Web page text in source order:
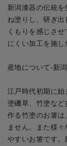
新潟漆器の伝統
ね塗りし、研ぎ
くもりを感じさ
にくい加工を施し
産地について-新
江戸時代初期に始
塗磯草、竹塗な
作る竹塗のお箸は
ません。また様
やすいお箸です